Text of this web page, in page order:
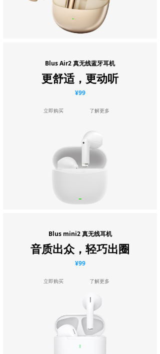
Blus mini2 真无线耳机
音质出众，轻巧出圈
¥99
立即购买 了解更多
Blus Air2 真无线蓝牙耳机
更舒适，更动听
¥99
立即购买 了解更多